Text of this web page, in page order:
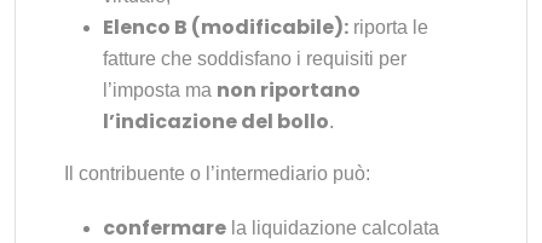
Elenco B (modificabile): riporta le
fatture che soddisfano i requisiti per
l’imposta ma non riportano
l’indicazione del bollo.
Il contribuente o l’intermediario può:
confermare la liquidazione calcolata